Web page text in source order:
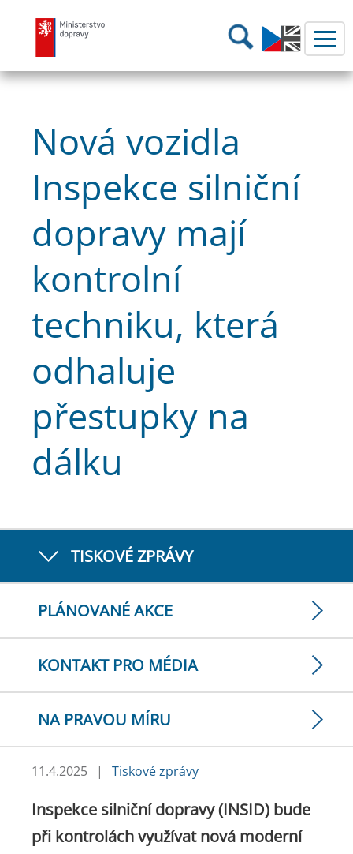
Ministerstvo dopravy Hledání
Nová vozidla
Inspekce silniční
dopravy mají
kontrolní
techniku, která
odhaluje
přestupky na
dálku
TISKOVÉ ZPRÁVY
PLÁNOVANÉ AKCE
KONTAKT PRO MÉDIA
NA PRAVOU MÍRU
11.4.2025 | Tiskové zprávy
Inspekce silniční dopravy (INSID) bude
při kontrolách využívat nová moderní